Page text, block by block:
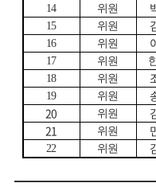
14 위원
15 위원
16 위원
17 위원
18
위원
19 위원
20
위원
21
위원
22 위원